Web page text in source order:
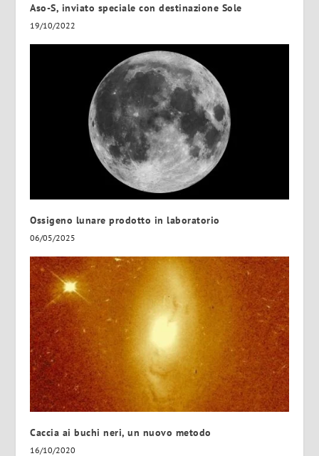
Aso-S, inviato speciale con destinazione Sole
19/10/2022
Ossigeno lunare prodotto in laboratorio
06/05/2025
Caccia ai buchi neri, un nuovo metodo
16/10/2020